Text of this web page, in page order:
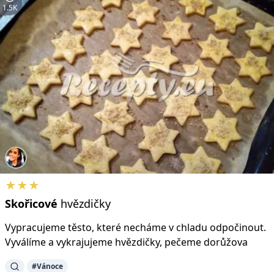
1.5K
★★★
Skořicové hvězdičky
Vypracujeme těsto, které necháme v chladu odpočinout.
Vyválíme a vykrajujeme hvězdičky, pečeme dorůžova
#Vánoce